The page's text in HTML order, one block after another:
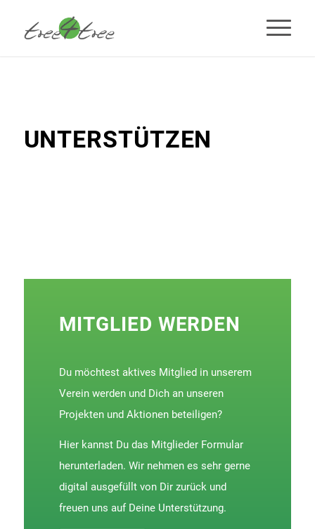
UNTERSTÜTZEN
MITGLIED WERDEN
Du möchtest aktives Mitglied in unserem
Verein werden und Dich an unseren
Projekten und Aktionen beteiligen?
Hier kannst Du das Mitglieder Formular
herunterladen. Wir nehmen es sehr gerne
digital ausgefüllt von Dir zurück und
freuen uns auf Deine Unterstützung.